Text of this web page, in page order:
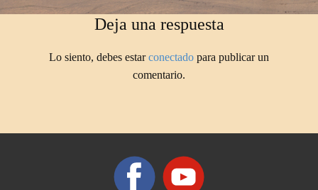
Deja una respuesta
Lo siento, debes estarconectado para publicar un
comentario.